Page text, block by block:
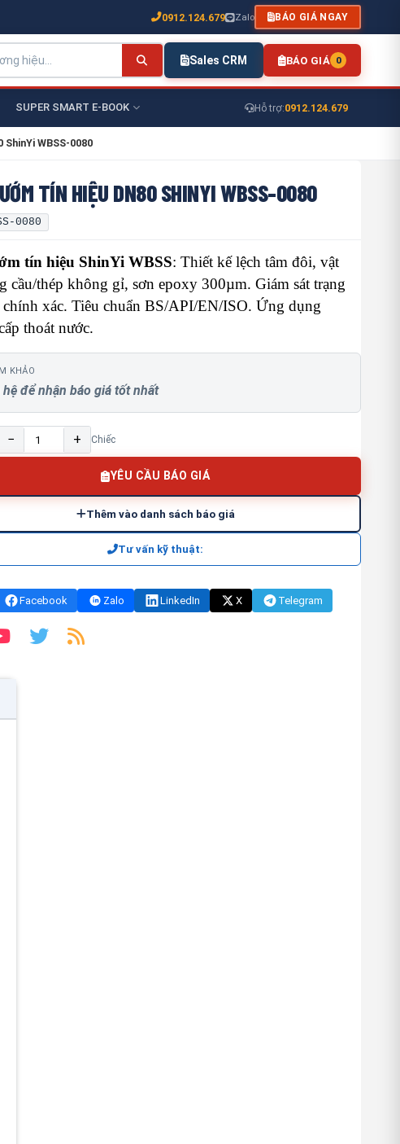
0912.124.679 Zalo BÁO GIÁ NGAY
Sales CRM BÁO GIÁ 0
SUPER SMART E-BOOK Hỗ trợ:0912.124.679
WBSS-0080
TÍN HIỆU DN80 SHINYI WBSS-0080
0080
tín hiệu ShinYi WBSS: Thiết kế lệch tâm đôi, vật
cầu/thép không gỉ, sơn epoxy 300µm. Giám sát trạng
chính xác. Tiêu chuẩn BS/API/EN/ISO. Ứng dụng
thoát nước.
KHẢO
hệ để nhận báo giá tốt nhất
− + Chiếc
YÊU CẦU BÁO GIÁ
Thêm vào danh sách báo giá
Tư vấn kỹ thuật:
Facebook Zalo LinkedIn X Telegram